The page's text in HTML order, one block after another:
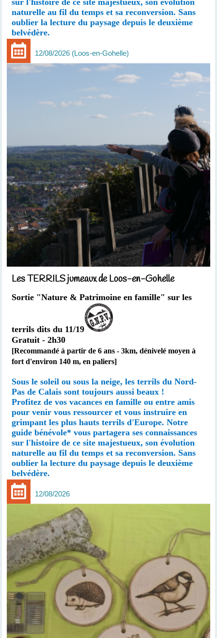
naturelle au fil du temps et sa reconversion. Sans
oublier la lecture du paysage depuis le deuxième
belvédère.
12/08/2026 Loos-en-Gohelle
Les TERRILS jumeaux de Loos-en-Gohelle
Sortie "Nature & Patrimoine en famille" sur les
terrils dits du 11/19
Gratuit - 2h30
[Recommandé à partir de 6 ans -3km,dénivelé moyen à
fort d'environ 140 m, en paliers]
Sous le soleil ou sous la neige, les terrils du Nord-
Pas de Calais sont toujours aussi beaux !
Profitez de vos vacances en famille ou entre amis
pour venir vous ressourcer et vous instruire en
grimpant les plus hauts terrils d'Europe. Notre
guide bénévole* vous partagera ses connaissances
sur l'histoire de ce site majestueux, son évolution
naturelle au fil du temps et sa reconversion. Sans
oublier la lecture du paysage depuis le deuxième
belvédère.
12/08/2026